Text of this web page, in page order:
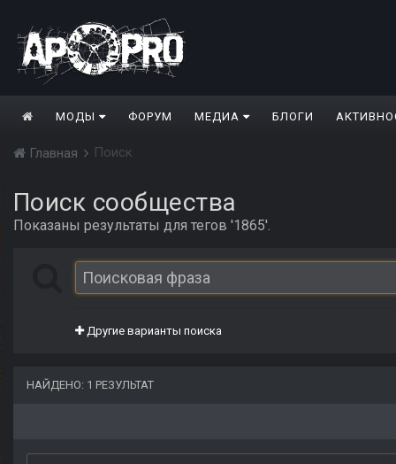
МОДЫ ФОРУМ МЕДИА БЛОГИ
Главная Поиск
Поиск сообщества
Показаны результаты для тегов '1865'.
Другие варианты поиска
НАЙДЕНО: 1 РЕЗУЛЬТАТ